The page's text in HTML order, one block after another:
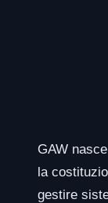
GAW
la
gestire